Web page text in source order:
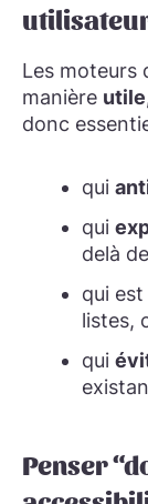
Les moteurs
manière
donc
qui
qui
delà
qui est
listes,
qui
Penser